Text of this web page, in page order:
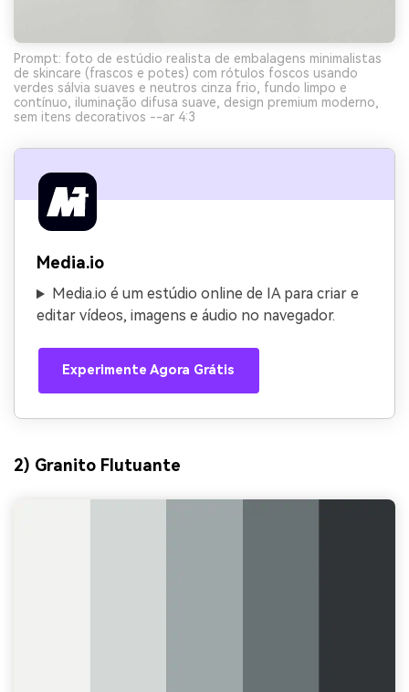
Prompt: foto de estúdio realista de embalagens minimalistas
de skincare (frascos e potes) com rótulos foscos usando
verdes sálvia suaves e neutros cinza frio, fundo limpo e
contínuo, iluminação difusa suave, design premium moderno,
sem itens decorativos --ar 4:3
Media.io
Media.io é um estúdio online de IA para criar e
editar vídeos, imagens e áudio no navegador.
Experimente Agora Grátis
2) Granito Flutuante